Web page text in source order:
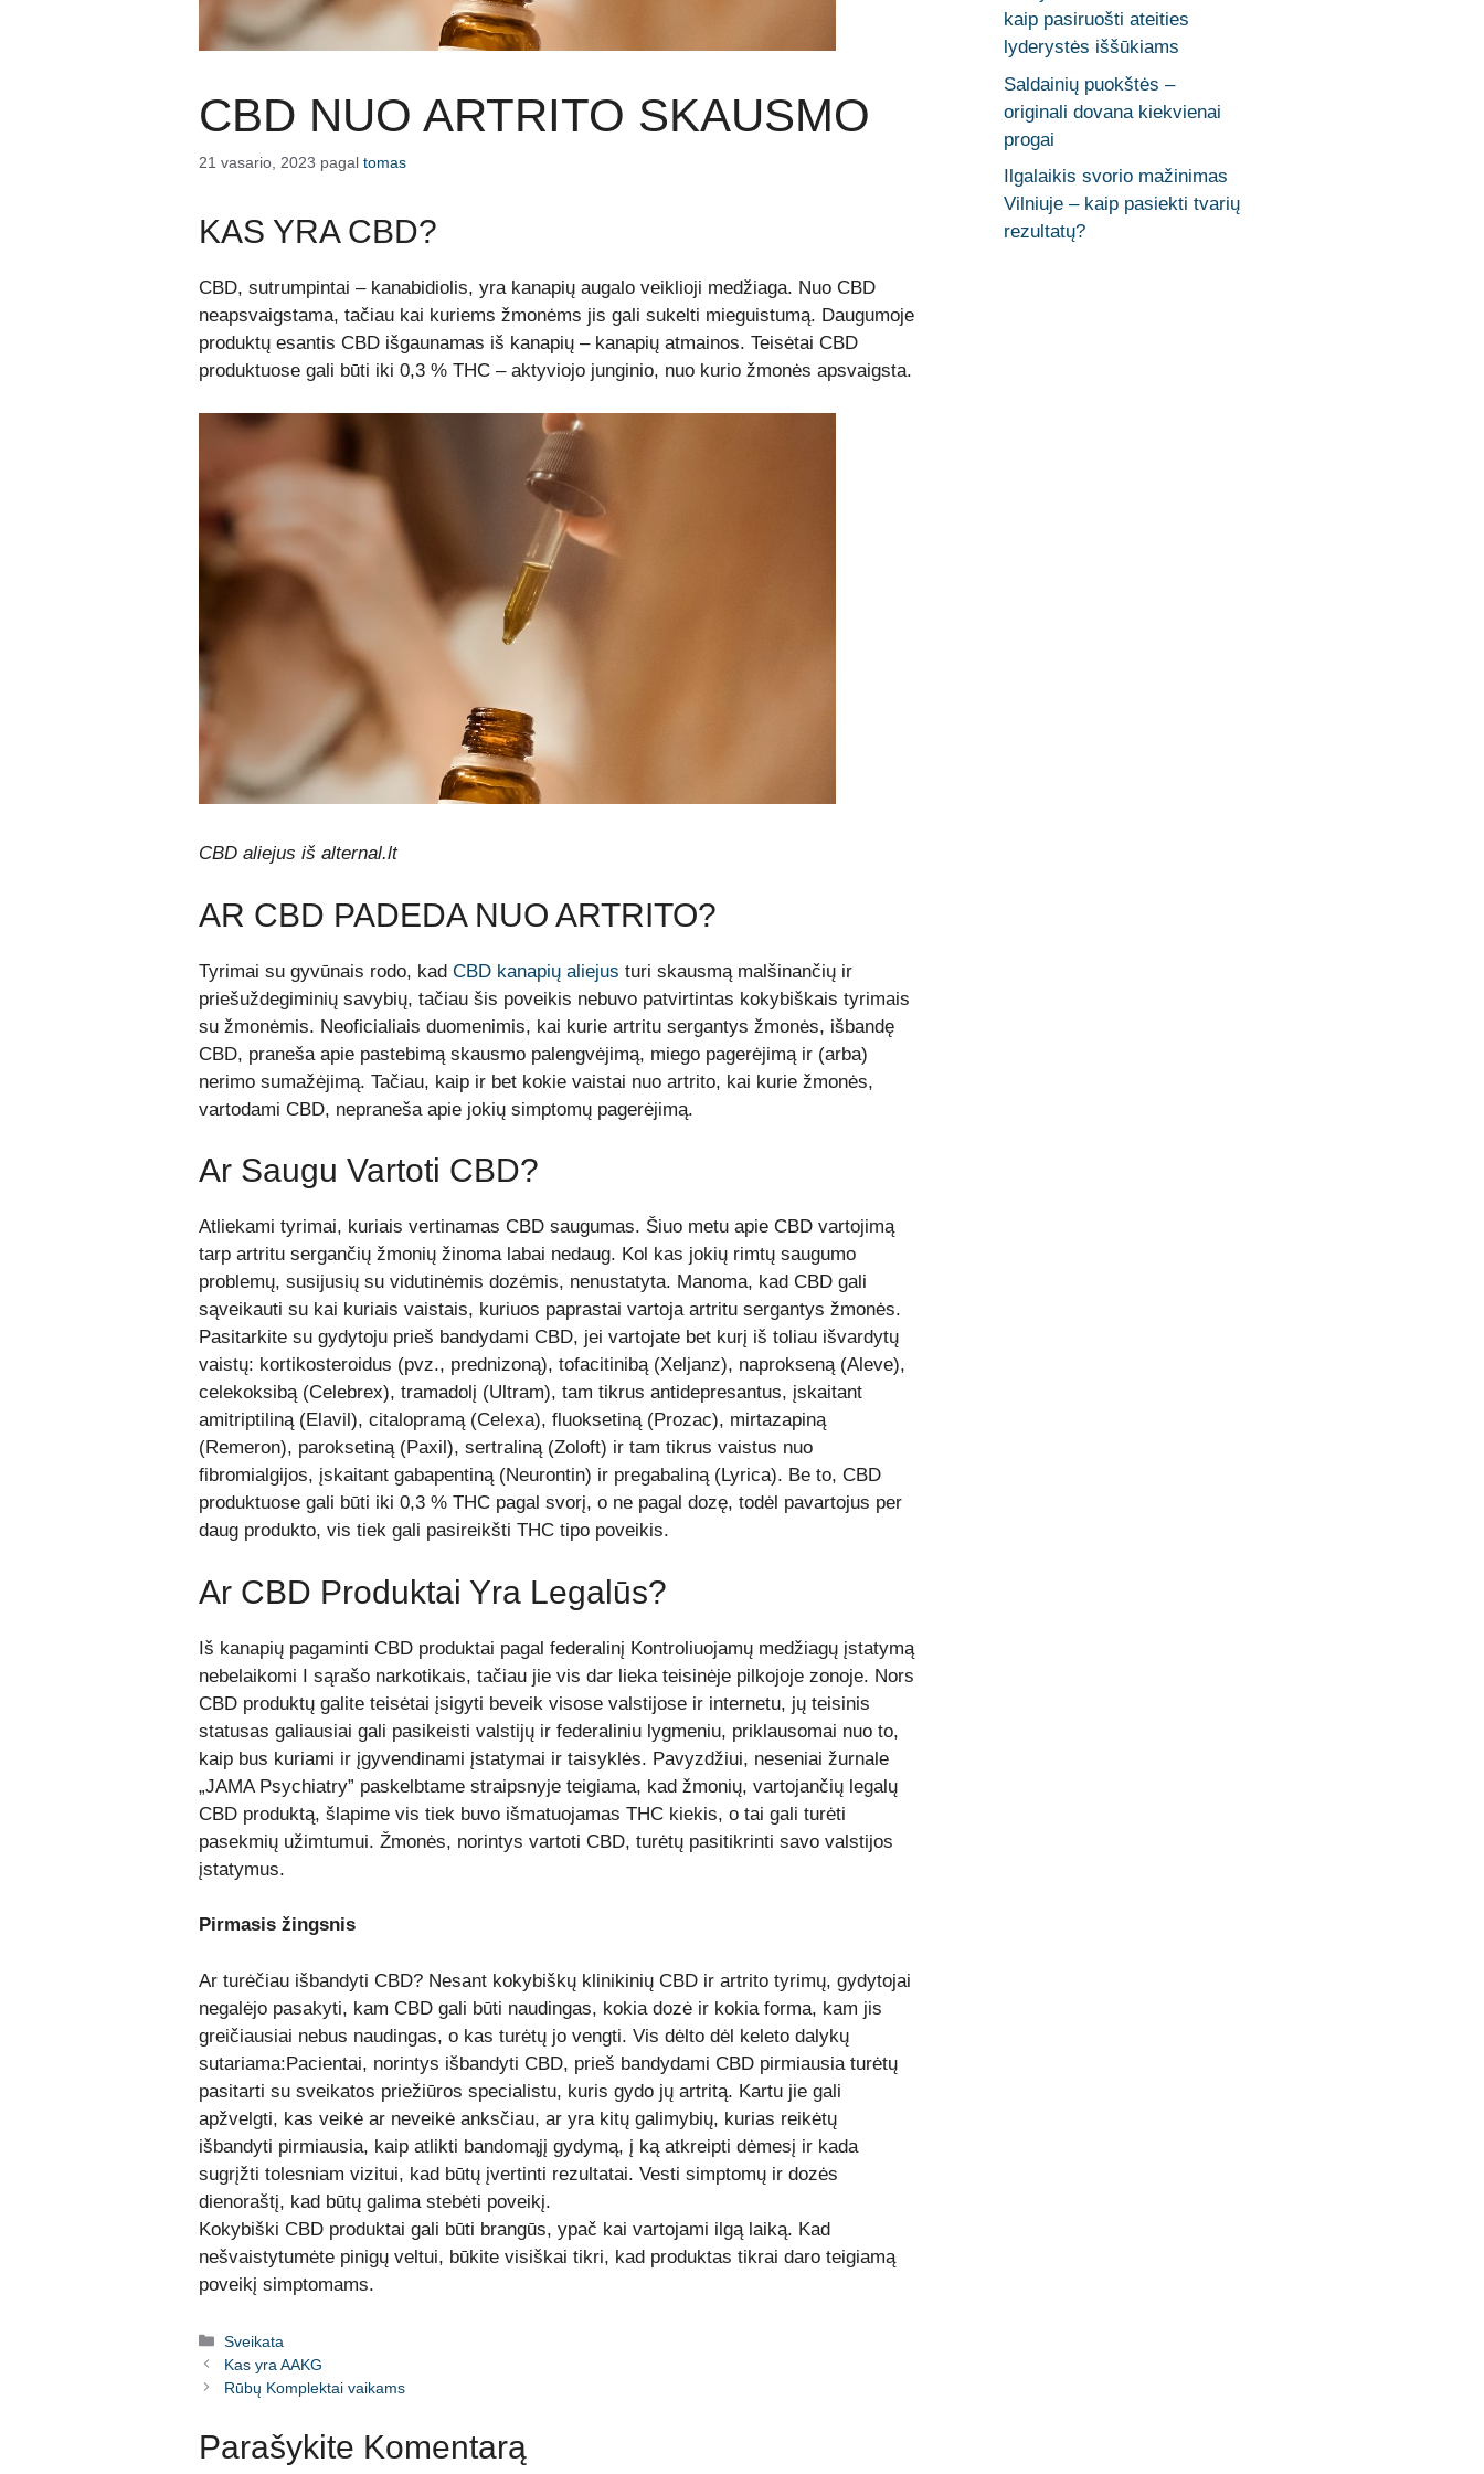
CBD NUO ARTRITO SKAUSMO
21 vasario, 2023 pagal tomas
KAS YRA CBD?
CBD, sutrumpintai – kanabidiolis, yra kanapių augalo veiklioji medžiaga. Nuo CBD
neapsvaigstama, tačiau kai kuriems žmonėms jis gali sukelti mieguistumą. Daugumoje
produktų esantis CBD išgaunamas iš kanapių – kanapių atmainos. Teisėtai CBD
produktuose gali būti iki 0,3 % THC – aktyviojo junginio, nuo kurio žmonės apsvaigsta.
CBD aliejus iš alternal.lt
AR CBD PADEDA NUO ARTRITO?
Tyrimai su gyvūnais rodo, kad CBD kanapių aliejus turi skausmą malšinančių ir
priešuždegiminių savybių, tačiau šis poveikis nebuvo patvirtintas kokybiškais tyrimais
su žmonėmis. Neoficialiais duomenimis, kai kurie artritu sergantys žmonės, išbandę
CBD, praneša apie pastebimą skausmo palengvėjimą, miego pagerėjimą ir (arba)
nerimo sumažėjimą. Tačiau, kaip ir bet kokie vaistai nuo artrito, kai kurie žmonės,
vartodami CBD, nepraneša apie jokių simptomų pagerėjimą.
Ar Saugu Vartoti CBD?
Atliekami tyrimai, kuriais vertinamas CBD saugumas. Šiuo metu apie CBD vartojimą
tarp artritu sergančių žmonių žinoma labai nedaug. Kol kas jokių rimtų saugumo
problemų, susijusių su vidutinėmis dozėmis, nenustatyta. Manoma, kad CBD gali
sąveikauti su kai kuriais vaistais, kuriuos paprastai vartoja artritu sergantys žmonės.
Pasitarkite su gydytoju prieš bandydami CBD, jei vartojate bet kurį iš toliau išvardytų
vaistų: kortikosteroidus (pvz., prednizoną), tofacitinibą (Xeljanz), naprokseną (Aleve),
celekoksibą (Celebrex), tramadolį (Ultram), tam tikrus antidepresantus, įskaitant
amitriptiliną (Elavil), citalopramą (Celexa), fluoksetiną (Prozac), mirtazapiną
(Remeron), paroksetiną (Paxil), sertraliną (Zoloft) ir tam tikrus vaistus nuo
fibromialgijos, įskaitant gabapentiną (Neurontin) ir pregabaliną (Lyrica). Be to, CBD
produktuose gali būti iki 0,3 % THC pagal svorį, o ne pagal dozę, todėl pavartojus per
daug produkto, vis tiek gali pasireikšti THC tipo poveikis.
Ar CBD Produktai Yra Legalūs?
Iš kanapių pagaminti CBD produktai pagal federalinį Kontroliuojamų medžiagų įstatymą
nebelaikomi I sąrašo narkotikais, tačiau jie vis dar lieka teisinėje pilkojoje zonoje. Nors
CBD produktų galite teisėtai įsigyti beveik visose valstijose ir internetu, jų teisinis
statusas galiausiai gali pasikeisti valstijų ir federaliniu lygmeniu, priklausomai nuo to,
kaip bus kuriami ir įgyvendinami įstatymai ir taisyklės. Pavyzdžiui, neseniai žurnale
„JAMA Psychiatry” paskelbtame straipsnyje teigiama, kad žmonių, vartojančių legalų
CBD produktą, šlapime vis tiek buvo išmatuojamas THC kiekis, o tai gali turėti
pasekmių užimtumui. Žmonės, norintys vartoti CBD, turėtų pasitikrinti savo valstijos
įstatymus.
Pirmasis žingsnis
Ar turėčiau išbandyti CBD? Nesant kokybiškų klinikinių CBD ir artrito tyrimų, gydytojai
negalėjo pasakyti, kam CBD gali būti naudingas, kokia dozė ir kokia forma, kam jis
greičiausiai nebus naudingas, o kas turėtų jo vengti. Vis dėlto dėl keleto dalykų
sutariama:Pacientai, norintys išbandyti CBD, prieš bandydami CBD pirmiausia turėtų
pasitarti su sveikatos priežiūros specialistu, kuris gydo jų artritą. Kartu jie gali
apžvelgti, kas veikė ar neveikė anksčiau, ar yra kitų galimybių, kurias reikėtų
išbandyti pirmiausia, kaip atlikti bandomąjį gydymą, į ką atkreipti dėmesį ir kada
sugrįžti tolesniam vizitui, kad būtų įvertinti rezultatai. Vesti simptomų ir dozės
dienoraštį, kad būtų galima stebėti poveikį.
Kokybiški CBD produktai gali būti brangūs, ypač kai vartojami ilgą laiką. Kad
nešvaistytumėte pinigų veltui, būkite visiškai tikri, kad produktas tikrai daro teigiamą
poveikį simptomams.
Kategorijos
Sveikata
Kas yra AAKG
Rūbų Komplektai vaikams
Parašykite Komentarą
kaip pasiruošti ateities
lyderystės iššūkiams
Saldainių puokštės –
originali dovana kiekvienai
progai
Ilgalaikis svorio mažinimas
Vilniuje – kaip pasiekti tvarių
rezultatų?